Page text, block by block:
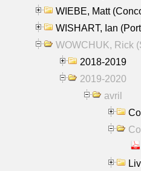
WIEBE, Matt
WISHART, Ian
WOWCHUK, Rick
2018-2019
2019-2020
avril